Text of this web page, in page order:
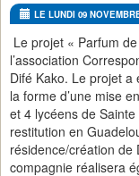
LE LUNDI 09
Le projet « Parfum
l’association
Difé Kako. Le projet
la forme d’une mise
et 4 lycéens de
restitution en
résidence/création de
compagnie réalisera